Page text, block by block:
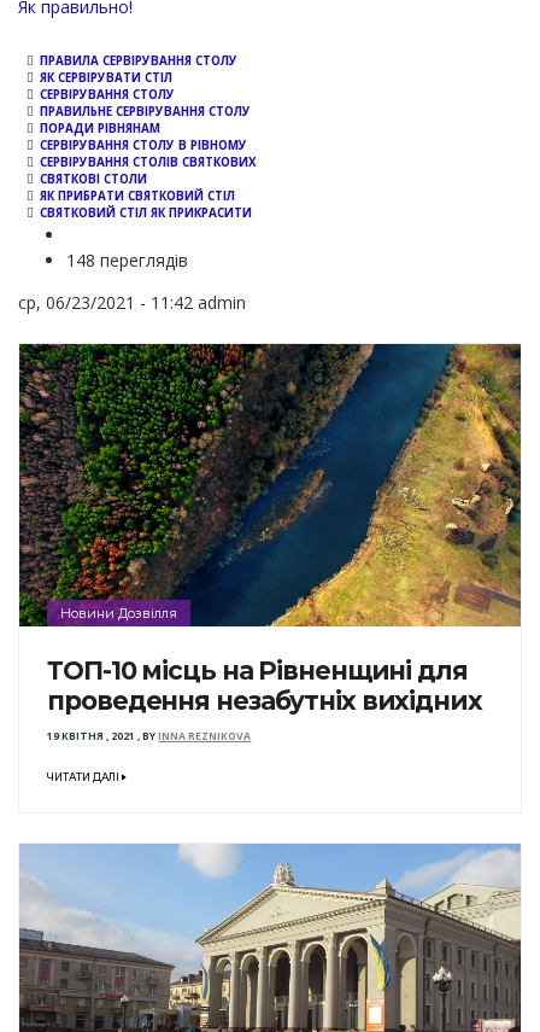
Channel
Як правильно!
ПРАВИЛА СЕРВІРУВАННЯ СТОЛУ
ЯК СЕРВІРУВАТИ СТІЛ
СЕРВІРУВАННЯ СТОЛУ
ПРАВИЛЬНЕ СЕРВІРУВАННЯ СТОЛУ
ПОРАДИ РІВНЯНАМ
СЕРВІРУВАННЯ СТОЛУ В РІВНОМУ
СЕРВІРУВАННЯ СТОЛІВ СВЯТКОВИХ
СВЯТКОВІ СТОЛИ
ЯК ПРИБРАТИ СВЯТКОВИЙ СТІЛ
СВЯТКОВИЙ СТІЛ ЯК ПРИКРАСИТИ
148 переглядів
ср, 06/23/2021 - 11:42 admin
Новини Дозвілля
ТОП-10 місць на Рівненщині для
проведення незабутніх вихідних
19 КВІТНЯ , 2021 ,BYINNA REZNIKOVA
ЧИТАТИ ДАЛІ